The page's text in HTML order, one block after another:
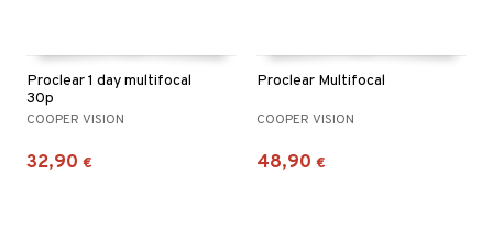
Proclear 1 day multifocal
30p
COOPER VISION
32,90 €
Proclear Multifocal
COOPER VISION
48,90 €